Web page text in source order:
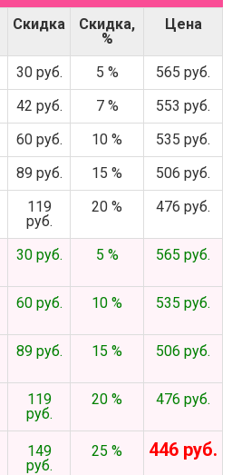
Скидка
Скидка,
%
Цена
30 руб. 5 %
565 руб.
42 руб. 7 %
553 руб.
60 руб. 10 %
535 руб.
89 руб. 15 %
506 руб.
119
руб.
20 % 476 руб.
30 руб. 5 % 565 руб.
60 руб. 10 % 535 руб.
89 руб. 15 % 506 руб.
119
руб.
20 % 476 руб.
149
руб.
25 % 446 руб.